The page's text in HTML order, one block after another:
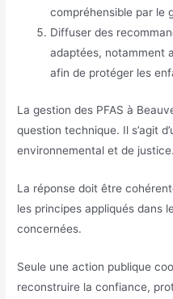
compréhensible par le
Diffuser des
adaptées, notamment
afin de protéger les
La gestion des PFAS à
question technique. Il s’agit
environnemental et de justice.
La réponse doit être
les principes appliqués dans
concernées.
Seule une action publique
reconstruire la confiance,